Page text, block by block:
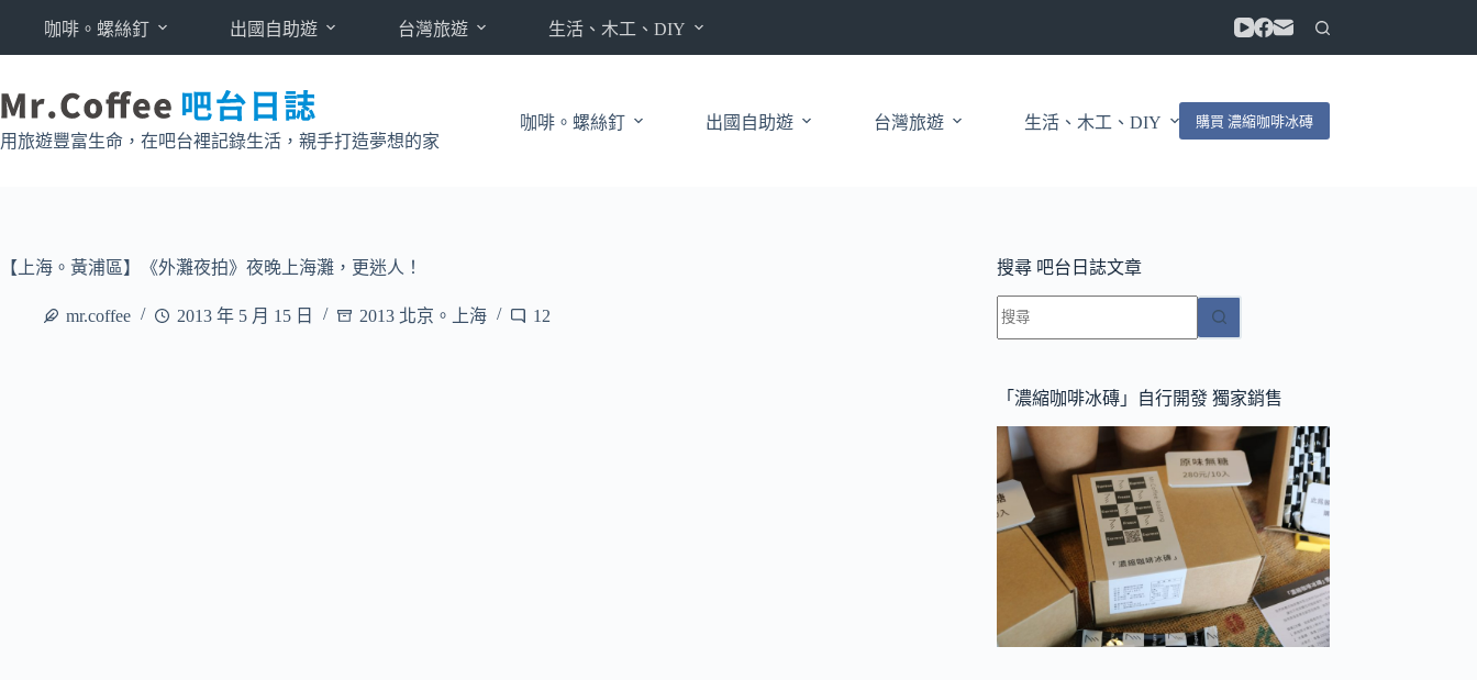
要
內
容
咖啡。螺絲釘 出國自助遊 台灣旅遊 生活、木工、DIY
用旅遊豐富生命，在吧台裡記錄生活，親手打造夢想的家
咖啡。螺絲釘 出國自助遊 台灣旅遊 生活、木工、DIY 購買 濃縮咖啡冰磚
【上海。黃浦區】《外灘夜拍》夜晚上海灘，更迷人！
mr.coffee 2013 年 5 月 15 日 2013 北京。上海 12
搜尋 吧台日誌文章
找
不
符
條
件
的
結
「濃縮咖啡冰磚」自行開發 獨家銷售